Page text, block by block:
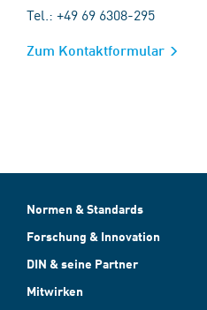
Tel.: +49 69 6308-295
Zum Kontaktformular
Normen & Standards
Forschung & Innovation
DIN & seine Partner
Mitwirken